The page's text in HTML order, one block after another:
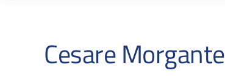
Cesare Morgante